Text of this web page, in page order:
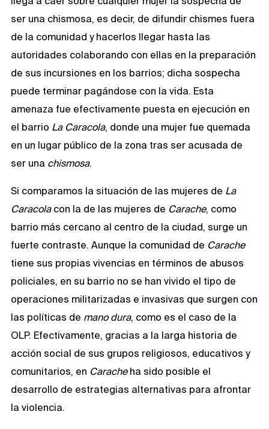
ser una chismosa, es decir, de difundir chismes fuera
de la comunidad y hacerlos llegar hasta las
autoridades colaborando con ellas en la preparación
de sus incursiones en los barrios; dicha sospecha
puede terminar pagándose con la vida. Esta
amenaza fue efectivamente puesta en ejecución en
el barrio La Caracola, donde una mujer fue quemada
en un lugar público de la zona tras ser acusada de
ser una chismosa.
Si comparamos la situación de las mujeres de La
Caracolacon la de las mujeres de Carache, como
barrio más cercano al centro de la ciudad, surge un
fuerte contraste. Aunque la comunidad de Carache
tiene sus propias vivencias en términos de abusos
policiales, en su barrio no se han vivido el tipo de
operaciones militarizadas e invasivas que surgen con
las políticas de mano dura, como es el caso de la
OLP. Efectivamente, gracias a la larga historia de
acción social de sus grupos religiosos, educativos y
comunitarios, en Caracheha sido posible el
desarrollo de estrategias alternativas para afrontar
la violencia.